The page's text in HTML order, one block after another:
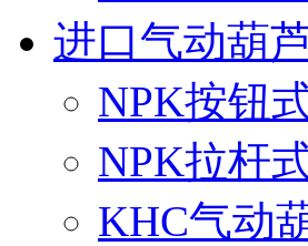
进口气动葫
NPK按钮
NPK拉杆
KHC气动